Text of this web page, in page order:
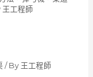
王工程師
/ By 王工程師